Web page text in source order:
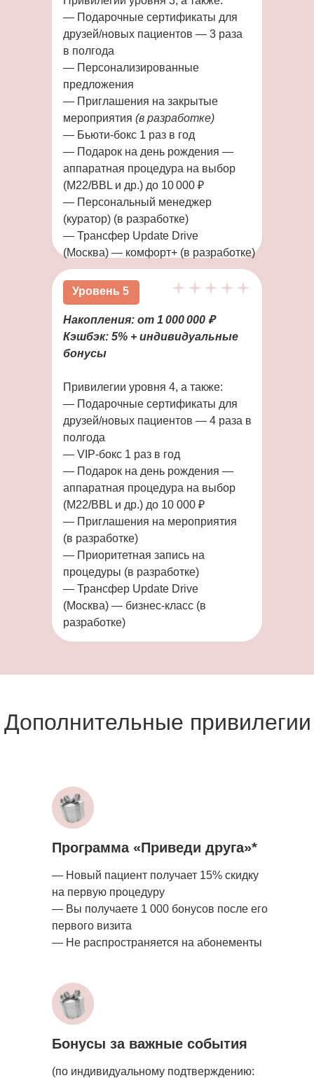
— Подарочные сертификаты для
друзей/новых пациентов — 3 раза
в полгода
— Персонализированные
предложения
— Приглашения на закрытые
мероприятия (в разработке)
— Бьюти-бокс 1 раз в год
— Подарок на день рождения —
аппаратная процедура на выбор
(M22/BBL и др.) до 10 000 ₽
— Персональный менеджер
(куратор) (в разработке)
— Трансфер Update Drive
(Москва) — комфорт+ (в разработке)
Уровень 5
Накопления: от 1 000 000 ₽
Кэшбэк: 5% + индивидуальные
бонусы
Привилегии уровня 4, а также:
— Подарочные сертификаты для
друзей/новых пациентов — 4 раза в
полгода
— VIP-бокс 1 раз в год
— Подарок на день рождения —
аппаратная процедура на выбор
(M22/BBL и др.) до 10 000 ₽
— Приглашения на мероприятия
(в разработке)
— Приоритетная запись на
процедуры (в разработке)
— Трансфер Update Drive
(Москва) — бизнес-класс (в
разработке)
Дополнительные привилегии
Программа «Приведи друга»*
— Новый пациент получает 15% скидку
на первую процедуру
— Вы получаете 1 000 бонусов после его
первого визита
— Не распространяется на абонементы
Бонусы за важные события
(по индивидуальному подтверждению: